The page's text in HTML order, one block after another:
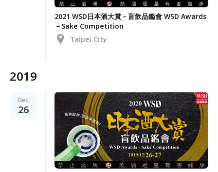
2021 WSD日本酒大賞－盲飲品鑑會 WSD Awards
－Sake Competition
Taipei City
2019
Dec.
26